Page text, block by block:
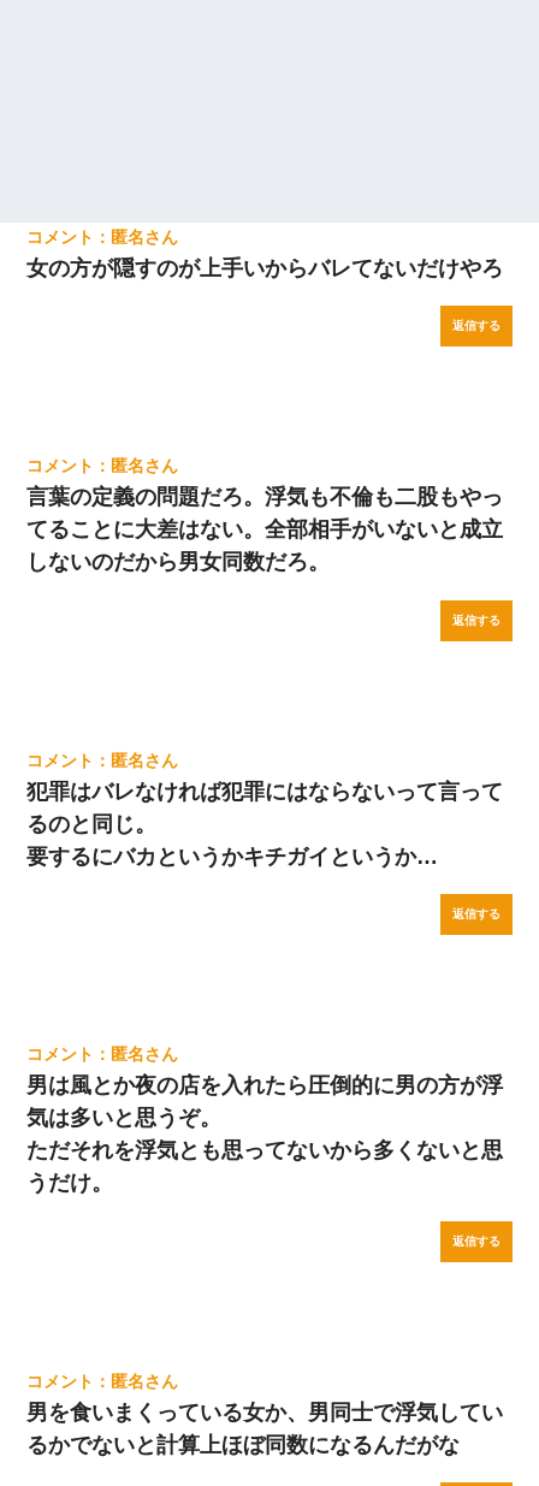
匿名
女の方が隠すのが上手いからバレてないだけやろ
返信する
匿名
言葉の定義の問題だろ。浮気も不倫も二股もやっ
てることに大差はない。全部相手がいないと成立
しないのだから男女同数だろ。
返信する
匿名
犯罪はバレなければ犯罪にはならないって言って
るのと同じ。
要するにバカというかキチガイというか…
返信する
匿名
男は風とか夜の店を入れたら圧倒的に男の方が浮
気は多いと思うぞ。
ただそれを浮気とも思ってないから多くないと思
うだけ。
返信する
匿名
男を食いまくっている女か、男同士で浮気してい
るかでないと計算上ほぼ同数になるんだがな